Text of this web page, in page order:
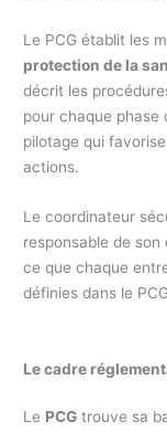
Le PCG établit les
protection de la
décrit les
pour chaque phase
pilotage qui
actions.
Le coordinateur
responsable de
ce que chaque
définies dans le
Le cadre
Le PCG trouve sa